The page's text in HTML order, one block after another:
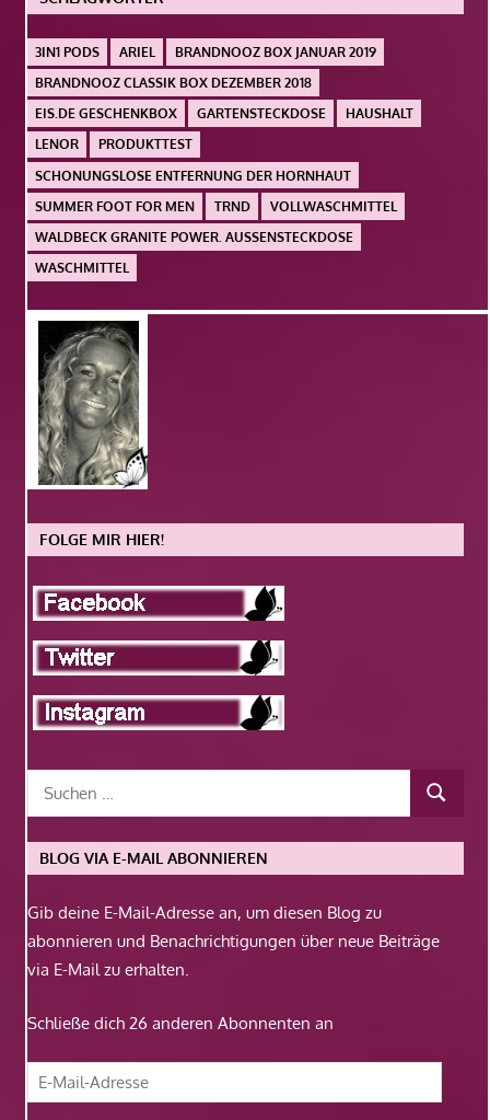
3IN1 PODS ARIEL
BRANDNOOZ BOX JANUAR 2019
BRANDNOOZ CLASSIK BOX DEZEMBER 2018
EIS.DE GESCHENKBOX
GARTENSTECKDOSE
HAUSHALT
LENOR
PRODUKTTEST
SCHONUNGSLOSE ENTFERNUNG DER HORNHAUT
SUMMER FOOT FOR MEN
TRND
VOLLWASCHMITTEL
WALDBECK GRANITE POWER. AUSSENSTECKDOSE
WASCHMITTEL
FOLGE MIR HIER!
BLOG VIA E-MAIL ABONNIEREN
Gib deine E-Mail-Adresse an, um diesen Blog zu
abonnieren und Benachrichtigungen über neue Beiträge
via E-Mail zu erhalten.
Schließe dich 26 anderen Abonnenten an
E-
Mail-